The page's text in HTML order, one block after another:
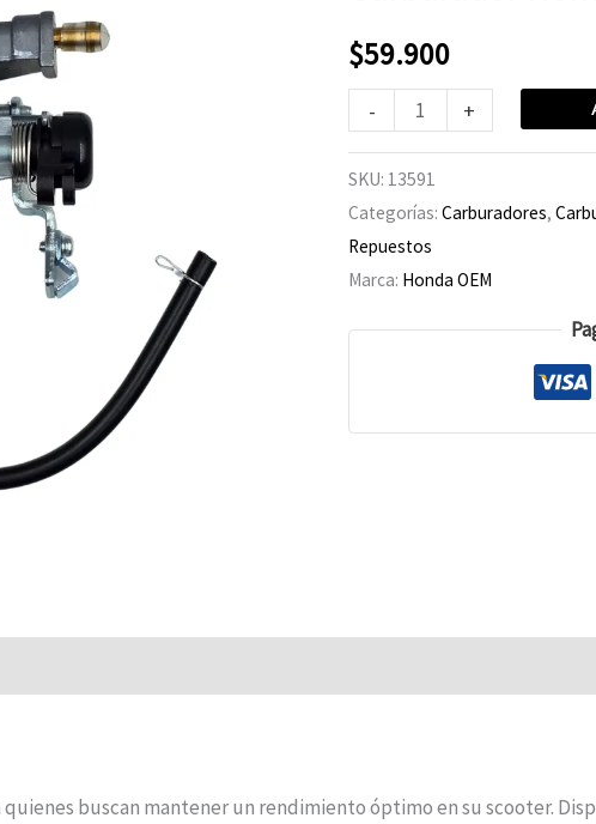
$59.900
- +
SKU: 13591
Categorías: Carburadores,
Repuestos
Marca: Honda OEM
quienes buscan mantener un rendimiento óptimo en su scooter.